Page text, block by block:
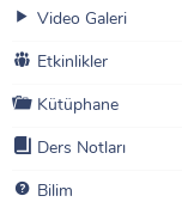
Video Galeri
Etkinlikler
Kütüphane
Ders Notları
Bilim